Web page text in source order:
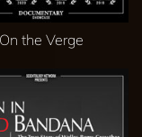
On the Verge